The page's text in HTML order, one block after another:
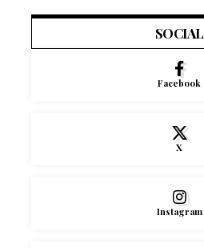
SOCIAL
Facebook
X
Instagram